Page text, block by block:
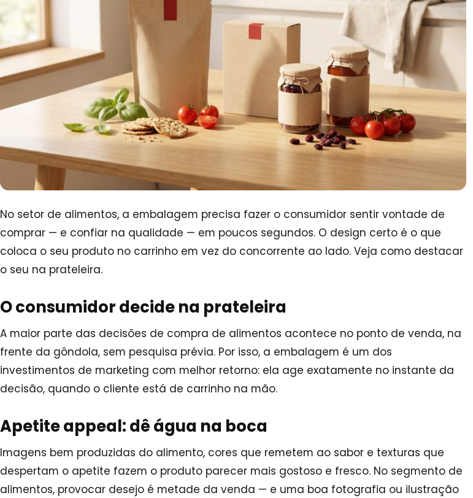
No setor de alimentos, a embalagem precisa fazer o consumidor sentir vontade de
comprar — e confiar na qualidade — em poucos segundos. O design certo é o que
coloca o seu produto no carrinho em vez do concorrente ao lado. Veja como destacar
o seu na prateleira.
O consumidor decide na prateleira
A maior parte das decisões de compra de alimentos acontece no ponto de venda, na
frente da gôndola, sem pesquisa prévia. Por isso, a embalagem é um dos
investimentos de marketing com melhor retorno: ela age exatamente no instante da
decisão, quando o cliente está de carrinho na mão.
Apetite appeal: dê água na boca
Imagens bem produzidas do alimento, cores que remetem ao sabor e texturas que
despertam o apetite fazem o produto parecer mais gostoso e fresco. No segmento de
alimentos, provocar desejo é metade da venda — e uma boa fotografia ou ilustração